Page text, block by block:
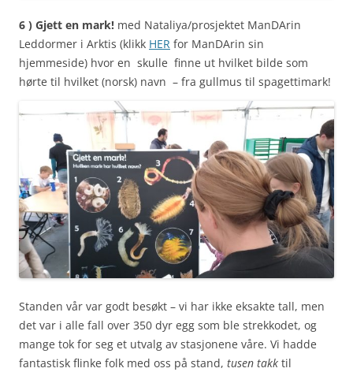
6 ) Gjett en mark! med Nataliya/prosjektet ManDArin
Leddormer i Arktis (klikk HER for ManDArin sin
hjemmeside) hvor en skulle finne ut hvilket bilde som
hørte til hvilket (norsk) navn – fra gullmus til spagettimark!
Standen vår var godt besøkt – vi har ikke eksakte tall, men
det var i alle fall over 350 dyr egg som ble strekkodet, og
mange tok for seg et utvalg av stasjonene våre. Vi hadde
fantastisk flinke folk med oss på stand, tusen takk til